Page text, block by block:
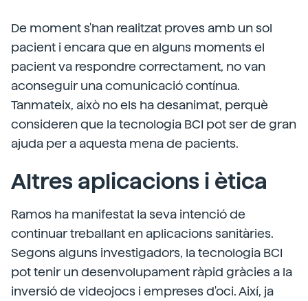
De moment s'han realitzat proves amb un sol
pacient i encara que en alguns moments el
pacient va respondre correctament, no van
aconseguir una comunicació contínua.
Tanmateix, això no els ha desanimat, perquè
consideren que la tecnologia BCI pot ser de gran
ajuda per a aquesta mena de pacients.
Altres aplicacions i ètica
Ramos ha manifestat la seva intenció de
continuar treballant en aplicacions sanitàries.
Segons alguns investigadors, la tecnologia BCI
pot tenir un desenvolupament ràpid gràcies a la
inversió de videojocs i empreses d'oci. Així, ja